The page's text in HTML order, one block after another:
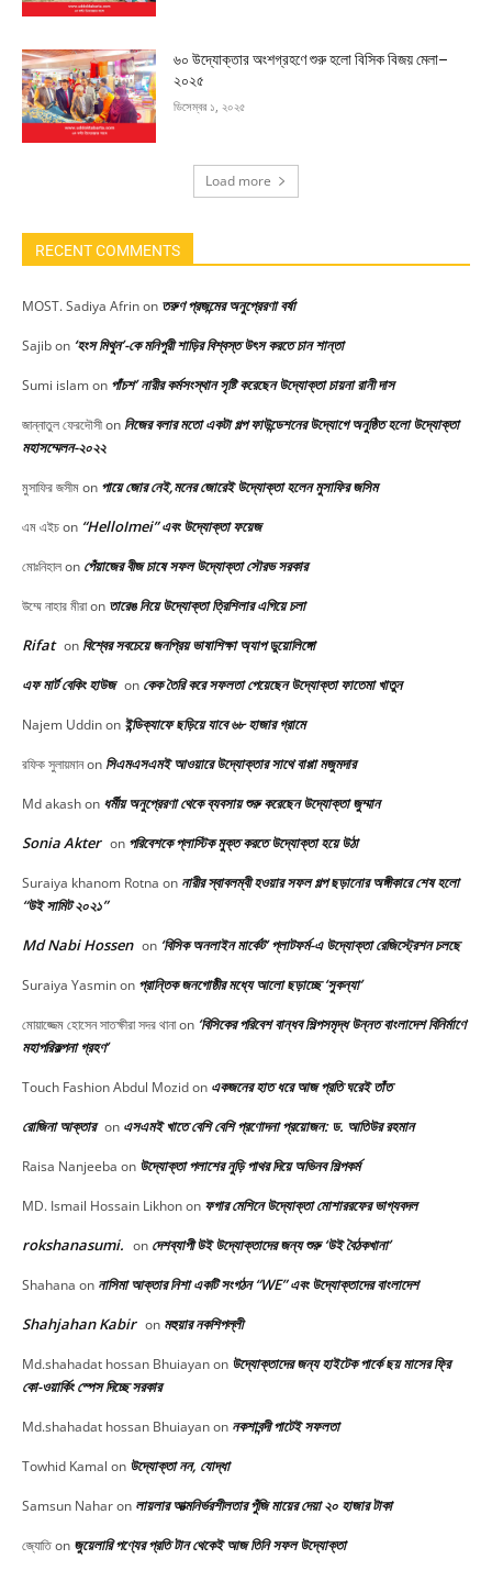
৬০ উদ্যোক্তার অংশগ্রহণে শুরু হলো বিসিক বিজয় মেলা–
২০২৫
ডিসেম্বর ১, ২০২৫
Load more
RECENT COMMENTS
MOST. Sadiya Afrinon তরুণ প্রজন্মের অনুপ্রেরণা বর্ষা
Sajibon ‘হংস মিথুন’-কে মনিপুরী শাড়ির বিশ্বস্ত উৎস করতে চান শান্তা
Sumi islamon পাঁচশ’ নারীর কর্মসংস্থান সৃষ্টি করেছেন উদ্যোক্তা চায়না রানী দাস
জান্নাতুল ফেরদৌসীon নিজের বলার মতো একটা গল্প ফাউন্ডেশনের উদ্যোগে অনুষ্ঠিত হলো উদ্যোক্তা
মহাসম্মেলন-২০২২
মুসাফির জসীমon পায়ে জোর নেই,মনের জোরেই উদ্যোক্তা হলেন মুসাফির জসিম
এম এইচon “HelloImei” এবং উদ্যোক্তা ফয়েজ
মোঃনিহালon পেঁয়াজের বীজ চাষে সফল উদ্যোক্তা সৌরভ সরকার
উম্মে নাহার মীরাon তারেঙ নিয়ে উদ্যোক্তা ত্রিশিলার এগিয়ে চলা
Rifat on বিশ্বের সবচেয়ে জনপ্রিয় ভাষাশিক্ষা অ্যাপ ডুয়োলিঙ্গো
এফ মার্ট বেকিং হাউজ on কেক তৈরি করে সফলতা পেয়েছেন উদ্যোক্তা ফাতেমা খাতুন
Najem Uddinon ইন্ডিক্যাফে ছড়িয়ে যাবে ৬৮ হাজার গ্রামে
রফিক সুলায়মানon সিএমএসএমই আওয়ারে উদ্যোক্তার সাথে বাপ্পা মজুমদার
Md akashon ধর্মীয় অনুপ্রেরণা থেকে ব্যবসায় শুরু করেছেন উদ্যোক্তা জুম্মান
Sonia Akter on পরিবেশকে প্লাস্টিক মুক্ত করতে উদ্যোক্তা হয়ে উঠা
Suraiya khanom Rotna on নারীর স্বাবলম্বী হওয়ার সফল গল্প ছড়ানোর অঙ্গীকারে শেষ হলো
“উই সামিট ২০২১”
Md Nabi Hossen on ‘বিসিক অনলাইন মার্কেট’ প্লাটফর্ম-এ উদ্যোক্তা রেজিস্ট্রেশন চলছে
Suraiya Yasminon প্রান্তিক জনগোষ্ঠীর মধ্যে আলো ছড়াচ্ছে ‘সুকন্যা’
মোয়াজ্জেম হোসেন সাতক্ষীরা সদর থানাon ‘বিসিকের পরিবেশ বান্ধব শিল্পসমৃদ্ধ উন্নত বাংলাদেশ বিনির্মাণে
মহাপরিকল্পনা গ্রহণ’
Touch Fashion Abdul Mozidon একজনের হাত ধরে আজ প্রতি ঘরেই তাঁত
রোজিনা আক্তার on এসএমই খাতে বেশি বেশি প্রণোদনা প্রয়োজন: ড. আতিউর রহমান
Raisa Nanjeeba on উদ্যোক্তা পলাশের নুড়ি পাথর দিয়ে অভিনব শিল্পকর্ম
MD. Ismail Hossain Likhonon ফগার মেশিনে উদ্যোক্তা মোশাররফের ভাগ্যবদল
rokshanasumi. on দেশব্যাপী উই উদ্যোক্তাদের জন্য শুরু ‘উই বৈঠকখানা’
Shahana on নাসিমা আক্তার নিশা একটি সংগঠন “WE” এবং উদ্যোক্তাদের বাংলাদেশ
Shahjahan Kabir on মহুয়ার নকশিপল্লী
Md.shahadat hossan Bhuiayanon উদ্যোক্তাদের জন্য হাইটেক পার্কে ছয় মাসের ফ্রি
কো-ওয়ার্কিং স্পেস দিচ্ছে সরকার
Md.shahadat hossan Bhuiayanon নকশাবন্দী পাটেই সফলতা
Towhid Kamal on উদ্যোক্তা নন, যোদ্ধা
Samsun Naharon লায়লার আত্মনির্ভরশীলতার পুঁজি মায়ের দেয়া ২০ হাজার টাকা
জ্যোতিon জুয়েলারি পণ্যের প্রতি টান থেকেই আজ তিনি সফল উদ্যোক্তা